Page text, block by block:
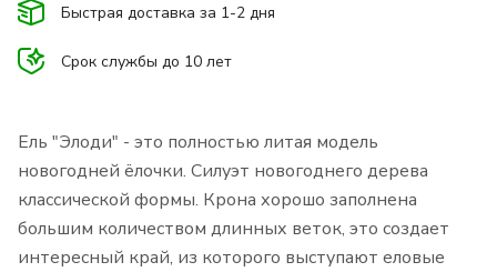
Быстрая доставка за 1-2 дня
Срок службы до 10 лет
Ель "Элоди" - это полностью литая модель
новогодней ёлочки. Силуэт новогоднего дерева
классической формы. Крона хорошо заполнена
большим количеством длинных веток, это создает
интересный край, из которого выступают еловые